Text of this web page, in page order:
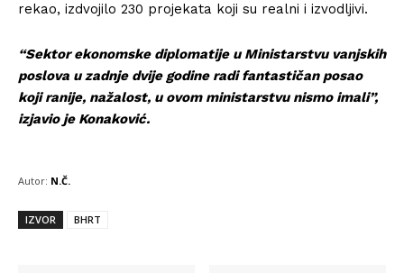
rekao, izdvojilo 230 projekata koji su realni i izvodljivi.
“Sektor ekonomske diplomatije u Ministarstvu vanjskih
poslova u zadnje dvije godine radi fantastičan posao
koji ranije, nažalost, u ovom ministarstvu nismo imali”,
izjavio je Konaković.
Autor: N.Č.
IZVOR BHRT